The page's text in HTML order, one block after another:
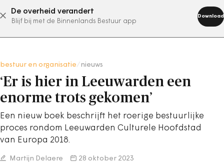
De overheid verandert
Blijf bij met de Binnenlands Bestuur app
Download
abonneer nu
bestuur en organisatie nieuws
‘Er is hier in Leeuwarden een
enorme trots gekomen’
Een nieuw boek beschrijft het roerige bestuurlijke
proces rondom Leeuwarden Culturele Hoofdstad
van Europa 2018.
Martijn Delaere 28 oktober 2023